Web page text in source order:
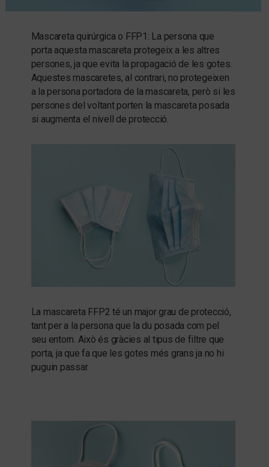
Mascareta quirúrgica o FFP1: La persona que
porta aquesta mascareta protegeix a les altres
persones, ja que evita la propagació de les gotes.
Aquestes mascaretes, al contrari, no protegeixen
a la persona portadora de la mascareta, però si les
persones del voltant porten la mascareta posada
si augmenta el nivell de protecció.
La mascareta FFP2 té un major grau de protecció,
tant per a la persona que la du posada com pel
seu entorn. Això és gràcies al tipus de filtre que
porta, ja que fa que les gotes més grans ja no hi
puguin passar.